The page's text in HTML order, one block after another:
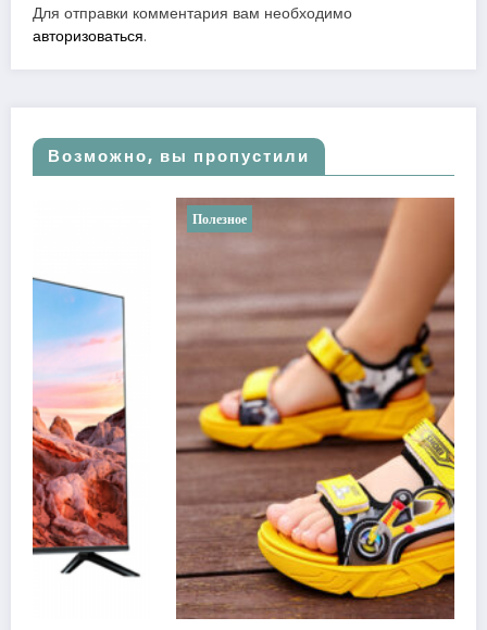
Для отправки комментария вам необходимо
авторизоваться.
Возможно, вы пропустили